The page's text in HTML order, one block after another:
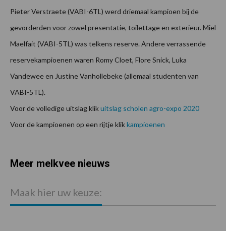
Pieter Verstraete (VABI-6TL) werd driemaal kampioen bij de
gevorderden voor zowel presentatie, toilettage en exterieur. Miel
Maelfait (VABI-5TL) was telkens reserve. Andere verrassende
reservekampioenen waren Romy Cloet, Flore Snick, Luka
Vandewee en Justine Vanhollebeke (allemaal studenten van
VABI-5TL).
Voor de volledige uitslag klikuitslag scholen agro-expo 2020
Voor de kampioenen op een rijtje klikkampioenen
Meer melkvee nieuws
Maak hier uw keuze: